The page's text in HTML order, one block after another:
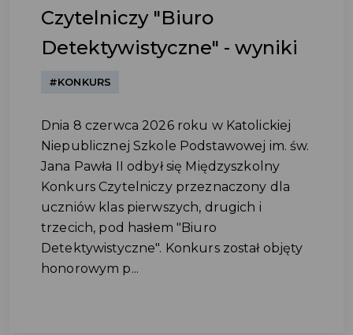
Czytelniczy "Biuro
Detektywistyczne" - wyniki
#KONKURS
Dnia 8 czerwca 2026 roku w Katolickiej
Niepublicznej Szkole Podstawowej im. św.
Jana Pawła II odbył się Międzyszkolny
Konkurs Czytelniczy przeznaczony dla
uczniów klas pierwszych, drugich i
trzecich, pod hasłem "Biuro
Detektywistyczne". Konkurs został objęty
honorowym p...